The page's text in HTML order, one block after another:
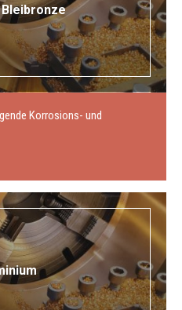
Korrosions- und